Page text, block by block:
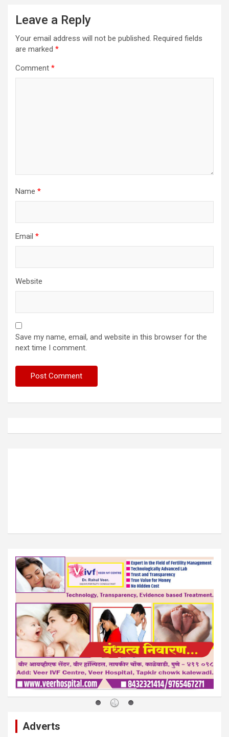
Leave a Reply
Your email address will not be published. Required fields
are marked *
Comment *
Name *
Email *
Website
Save my name, email, and website in this browser for the
next time I comment.
Adverts